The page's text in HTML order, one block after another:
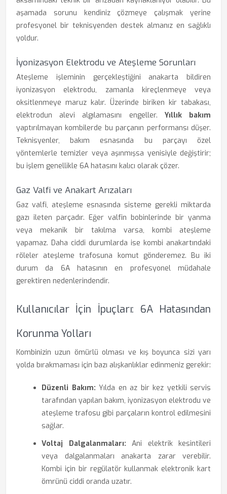
aşamada sorunu kendiniz çözmeye çalışmak yerine
profesyonel bir teknisyenden destek almanız en sağlıklı
yoldur.
İyonizasyon Elektrodu ve Ateşleme Sorunları
Ateşleme işleminin gerçekleştiğini anakarta bildiren
iyonizasyon elektrodu, zamanla kireçlenmeye veya
oksitlenmeye maruz kalır. Üzerinde biriken kir tabakası,
elektrodun alevi algılamasını engeller. Yıllık bakım
yaptırılmayan kombilerde bu parçanın performansı düşer.
Teknisyenler, bakım esnasında bu parçayı özel
yöntemlerle temizler veya aşınmışsa yenisiyle değiştirir;
bu işlem genellikle 6A hatasını kalıcı olarak çözer.
Gaz Valfi ve Anakart Arızaları
Gaz valfi, ateşleme esnasında sisteme gerekli miktarda
gazı ileten parçadır. Eğer valfin bobinlerinde bir yanma
veya mekanik bir takılma varsa, kombi ateşleme
yapamaz. Daha ciddi durumlarda ise kombi anakartındaki
röleler ateşleme trafosuna komut gönderemez. Bu iki
durum da 6A hatasının en profesyonel müdahale
gerektiren nedenlerindendir.
Kullanıcılar İçin İpuçları: 6A Hatasından
Korunma Yolları
Kombinizin uzun ömürlü olması ve kış boyunca sizi yarı
yolda bırakmaması için bazı alışkanlıklar edinmeniz gerekir:
Düzenli Bakım: Yılda en az bir kez yetkili servis
tarafından yapılan bakım, iyonizasyon elektrodu ve
ateşleme trafosu gibi parçaların kontrol edilmesini
sağlar.
Voltaj Dalgalanmaları: Ani elektrik kesintileri
veya dalgalanmaları anakarta zarar verebilir.
Kombi için bir regülatör kullanmak elektronik kart
ömrünü ciddi oranda uzatır.